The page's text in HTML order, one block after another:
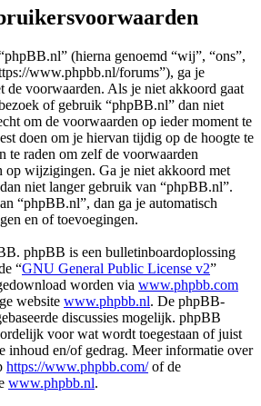
(hierna genoemd “wij”, “ons”,
www.phpbb.nl/forums”), ga je
de voorwaarden. Als je niet akkoord gaat
of gebruik “phpBB.nl” dan niet
om de voorwaarden op ieder moment te
doen om je hiervan tijdig op de hoogte te
te raden om zelf de voorwaarden
op wijzigingen. Ga je niet akkoord met
niet langer gebruik van “phpBB.nl”.
“phpBB.nl”, dan ga je automatisch
en of toevoegingen.
phpBB is een bulletinboardoplossing
“GNU General Public License v2”
worden via www.phpbb.com
website www.phpbb.nl. De phpBB-
discussies mogelijk. phpBB
voor wat wordt toegestaan of juist
inhoud en/of gedrag. Meer informatie over
https://www.phpbb.com/of de
www.phpbb.nl.